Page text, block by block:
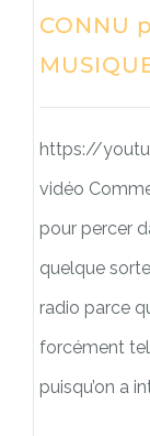
CONNU
https://
vidéo
pour percer
quelque
radio parce
forcément
puisqu’on a